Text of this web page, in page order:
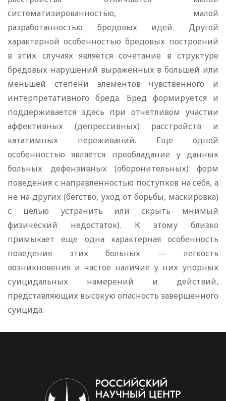
систематизированностью, малой
разработанностью бредовых идей. Другой
характерной особенностью бредовых построений
в этих случаях является сочетание в структуре
бредовых нарушений выраженных в большей или
меньшей степени элементов чувственного и
интерпретативного бреда. Бред формируется и
поддерживается здесь при отчетливом участии
аффективных (депрессивных) расстройств и
кататимных переживаний. Еще одной
особенностью является преобладание у данных
больных дефензивных (оборонительных) форм
поведения с направленностью поступков на себя, а
не на других (бегство, уход от борьбы, маскировка)
с целью устранить или скрыть мнимый
физический недостаток). К этому близко
примыкает еще одна характерная особенность
поведения этих больных — легкость
возникновения и частое наличие у них упорных
суицидальных намерений и действий,
представляющих высокую опасность завершенного
суицида.